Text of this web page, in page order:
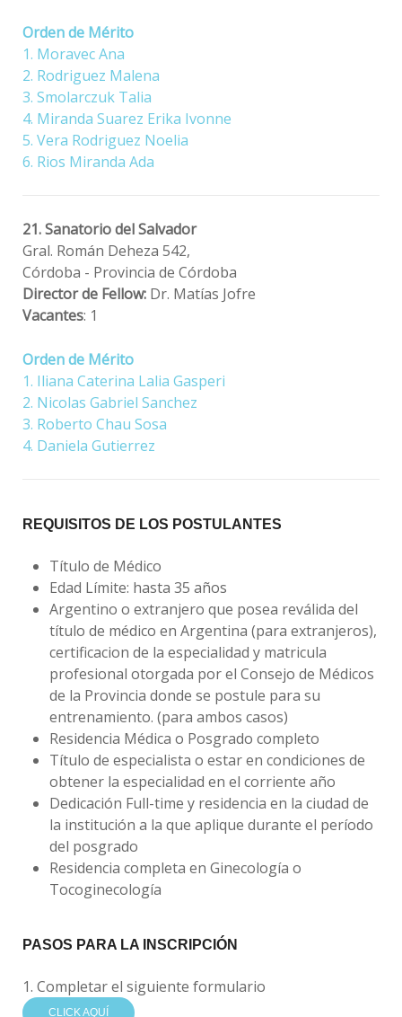
Orden de Mérito
1. Moravec Ana
2. Rodriguez Malena
3. Smolarczuk Talia
4. Miranda Suarez Erika Ivonne
5. Vera Rodriguez Noelia
6. Rios Miranda Ada
21. Sanatorio del Salvador
Gral. Román Deheza 542,
Córdoba - Provincia de Córdoba
Director de Fellow: Dr. Matías Jofre
Vacantes: 1
Orden de Mérito
1. Iliana Caterina Lalia Gasperi
2. Nicolas Gabriel Sanchez
3. Roberto Chau Sosa
4. Daniela Gutierrez
REQUISITOS DE LOS POSTULANTES
Título de Médico
Edad Límite: hasta 35 años
Argentino o extranjero que posea reválida del
título de médico en Argentina (para extranjeros),
certificacion de la especialidad y matricula
profesional otorgada por el Consejo de Médicos
de la Provincia donde se postule para su
entrenamiento. (para ambos casos)
Residencia Médica o Posgrado completo
Título de especialista o estar en condiciones de
obtener la especialidad en el corriente año
Dedicación Full-time y residencia en la ciudad de
la institución a la que aplique durante el período
del posgrado
Residencia completa en Ginecología o
Tocoginecología
PASOS PARA LA INSCRIPCIÓN
1. Completar el siguiente formulario
CLICK AQUÍ